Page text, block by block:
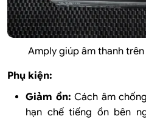
Amply giúp âm thanh
Phụ kiện:
Giảm ồn: Cách âm
hạn chế tiếng ồn bên